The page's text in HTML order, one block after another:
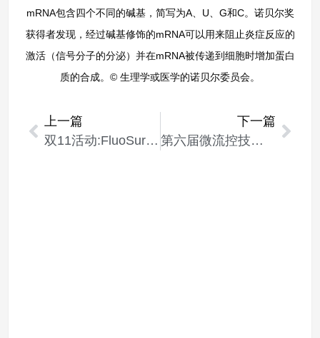
mRNA包含四个不同的碱基，简写为A、U、G和C。诺贝尔奖
获得者发现，经过碱基修饰的mRNA可以用来阻止炎症反应的
激活（信号分子的分泌）并在mRNA被传递到细胞时增加蛋白
质的合成。© 生理学或医学的诺贝尔委员会。
上一篇
双11活动:FluoSurf 2w/w%表活氟油8折优惠活动(可累计和预订)
下一篇
第六届微流控技术应用创新论坛(中国微米纳米技术学会)